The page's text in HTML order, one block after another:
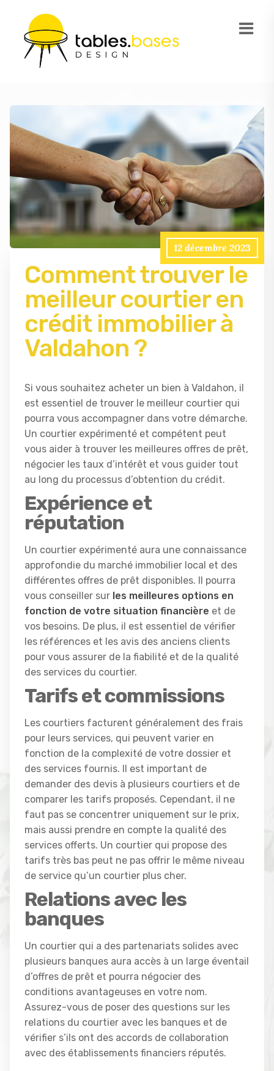
12 décembre 2023
Comment trouver le
meilleur courtier en
crédit immobilier à
Valdahon ?
Si vous souhaitez acheter un bien à Valdahon, il
est essentiel de trouver le meilleur courtier qui
pourra vous accompagner dans votre démarche.
Un courtier expérimenté et compétent peut
vous aider à trouver les meilleures offres de prêt,
négocier les taux d’intérêt et vous guider tout
au long du processus d’obtention du crédit.
Expérience et
réputation
Un courtier expérimenté aura une connaissance
approfondie du marché immobilier local et des
différentes offres de prêt disponibles. Il pourra
vous conseiller sur les meilleures options en
fonction de votre situation financière et de
vos besoins. De plus, il est essentiel de vérifier
les références et les avis des anciens clients
pour vous assurer de la fiabilité et de la qualité
des services du courtier.
Tarifs et commissions
Les courtiers facturent généralement des frais
pour leurs services, qui peuvent varier en
fonction de la complexité de votre dossier et
des services fournis. Il est important de
demander des devis à plusieurs courtiers et de
comparer les tarifs proposés. Cependant, il ne
faut pas se concentrer uniquement sur le prix,
mais aussi prendre en compte la qualité des
services offerts. Un courtier qui propose des
tarifs très bas peut ne pas offrir le même niveau
de service qu’un courtier plus cher.
Relations avec les
banques
Un courtier qui a des partenariats solides avec
plusieurs banques aura accès à un large éventail
d’offres de prêt et pourra négocier des
conditions avantageuses en votre nom.
Assurez-vous de poser des questions sur les
relations du courtier avec les banques et de
vérifier s’ils ont des accords de collaboration
avec des établissements financiers réputés.